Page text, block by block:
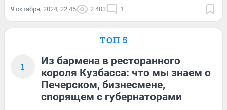
9 октября, 2024, 22:45 2 403 1
ТОП 5
1
Из бармена в ресторанного
короля Кузбасса: что мы знаем о
Печерском, бизнесмене,
спорящем с губернаторами